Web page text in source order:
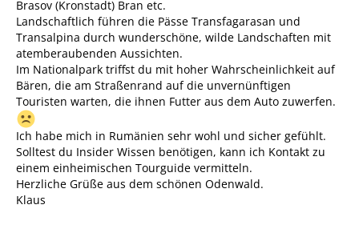
Brasov (Kronstadt) Bran etc.
Landschaftlich führen die Pässe Transfagarasan und
Transalpina durch wunderschöne, wilde Landschaften mit
atemberaubenden Aussichten.
Im Nationalpark triffst du mit hoher Wahrscheinlichkeit auf
Bären, die am Straßenrand auf die unvernünftigen
Touristen warten, die ihnen Futter aus dem Auto zuwerfen.
Ich habe mich in Rumänien sehr wohl und sicher gefühlt.
Solltest du Insider Wissen benötigen, kann ich Kontakt zu
einem einheimischen Tourguide vermitteln.
Herzliche Grüße aus dem schönen Odenwald.
Klaus